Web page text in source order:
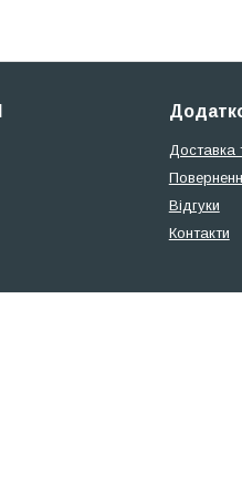
Доставка
Відгуки
Контакти